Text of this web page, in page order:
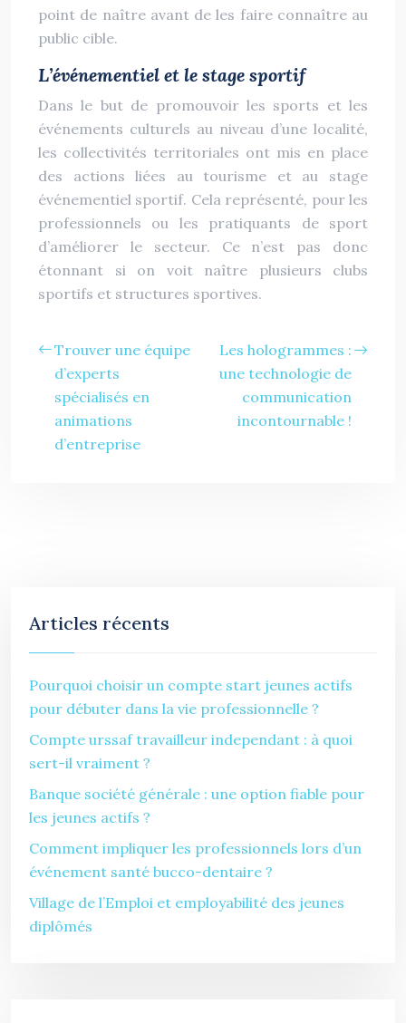
point de naître avant de les faire connaître au
public cible.
L’événementiel et le stage sportif
Dans le but de promouvoir les sports et les
événements culturels au niveau d’une localité,
les collectivités territoriales ont mis en place
des actions liées au tourisme et au stage
événementiel sportif. Cela représenté, pour les
professionnels ou les pratiquants de sport
d’améliorer le secteur. Ce n’est pas donc
étonnant si on voit naître plusieurs clubs
sportifs et structures sportives.
Trouver une équipe
d’experts
spécialisés en
animations
d’entreprise
Les hologrammes :
une technologie de
communication
incontournable !
Articles récents
Pourquoi choisir un compte start jeunes actifs
pour débuter dans la vie professionnelle ?
Compte urssaf travailleur independant : à quoi
sert-il vraiment ?
Banque société générale : une option fiable pour
les jeunes actifs ?
Comment impliquer les professionnels lors d’un
événement santé bucco-dentaire ?
Village de l’Emploi et employabilité des jeunes
diplômés